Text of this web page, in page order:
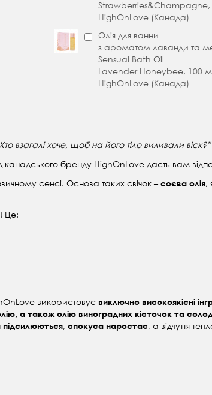
HighOnLove (Канада)
Олія для ванни
з ароматом лаванди та
Sensual Bath Oil
Lavender Honeybee, 100
HighOnLove (Канада)
взагалі хоче, щоб на його тіло виливали віск?”
бренду HighOnLove дасть вам
сенсі. Основа таких свічок – соєва олія,
! Це:
використовує виключно високоякісні
а також олію виноградних кісточок та
підсилюються, спокуса наростає, а відчуття